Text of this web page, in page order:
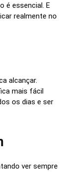
é essencial. E
realmente no
alcançar.
mais fácil
os dias e ser
ver sempre